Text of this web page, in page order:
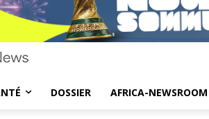
DOSSIER AFRICA-NEWSROOM